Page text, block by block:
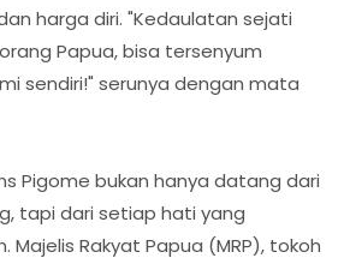
harga diri. "Kedaulatan sejati
Papua, bisa tersenyum
sendiri!" serunya dengan mata
Pigome bukan hanya datang dari
tapi dari setiap hati yang
Majelis Rakyat Papua (MRP), tokoh